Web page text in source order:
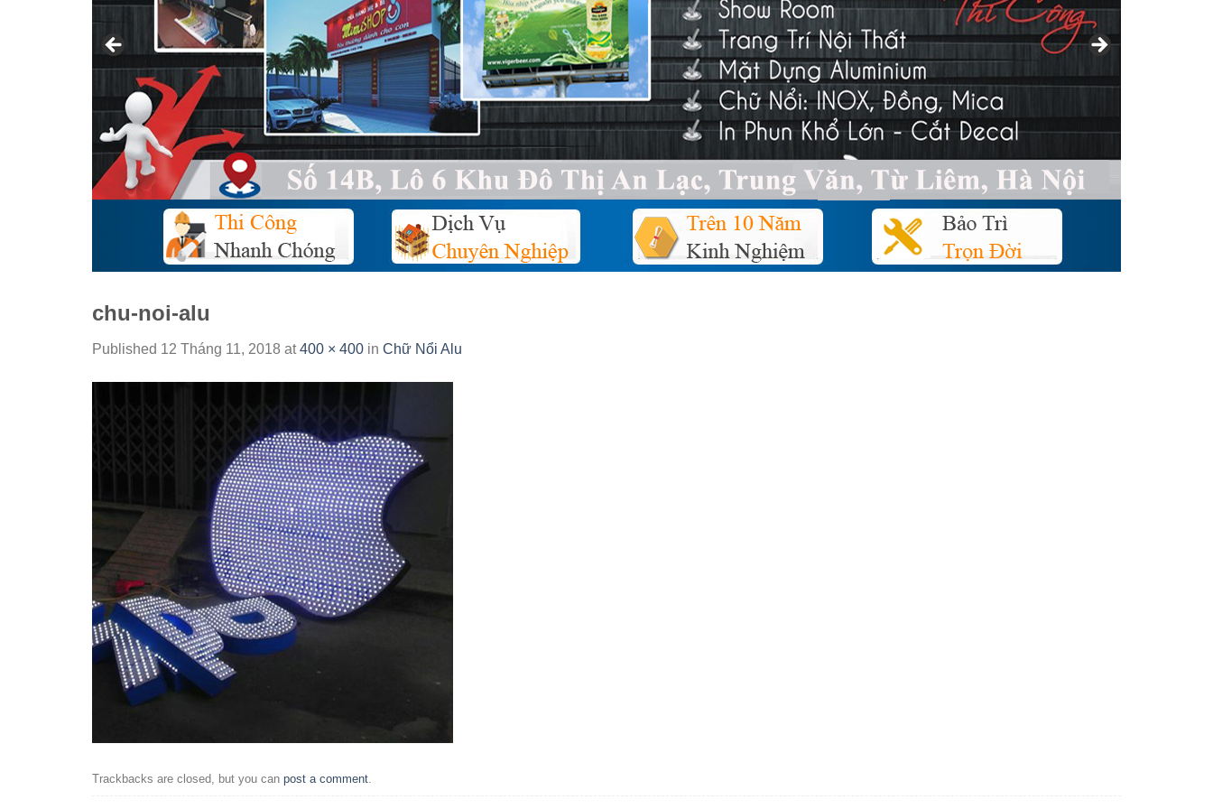
chu-noi-alu
Published 12 Tháng 11, 2018 at400 × 400 in Chữ Nổi Alu
Trackbacks are closed, but you can post a comment.